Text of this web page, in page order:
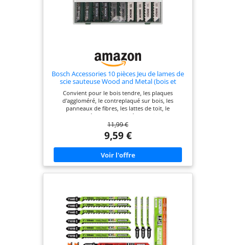
Bosch Accessories 10 pièces Jeu de lames de
scie sauteuse Wood and Metal (bois et
métal, accessoires emmanchement à deux
dents de la scie sauteuse)
Convient pour le bois tendre, les plaques
d'aggloméré, le contreplaqué sur bois, les
panneaux de fibres, les lattes de toit, le
contreplaqué, le bois stratifié, l'aluminium, les
métaux non ferreux, les tuyaux et les profilés 10
lames de scie sauteuse (2 T 101 B, 2 x T 144 D, 2 x T
119 BO, 2 x T 118 A, 2 x T 127 D) Pour les scies
sauteuses de toutes les marques d'outils
électriques avec emmanchement à deux dents
(emmanchement à simple accroche) Pour des
coupes grossières et nettes dans les bois tendre et
11,99 €
9,59 €